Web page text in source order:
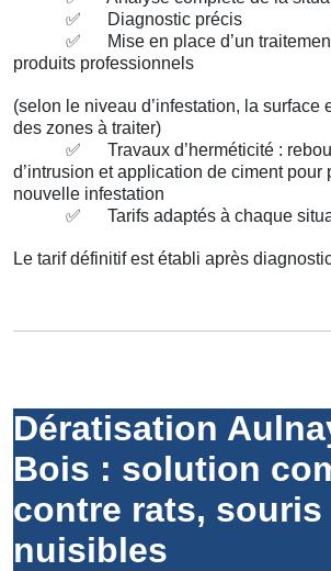
✅
Diagnostic précis
✅
Mise en place d’un
produits professionnels
(selon le niveau d’infestation, la surface
des zones à traiter)
✅
Travaux d’herméticité :
d’intrusion et application de ciment pour
nouvelle infestation
✅
Tarifs adaptés à chaque
Le tarif définitif est établi après
Dératisation
Bois : solution
contre rats, souris
nuisibles